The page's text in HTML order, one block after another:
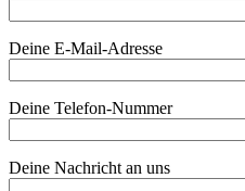
Deine E-Mail-Adresse
Deine Telefon-Nummer
Deine Nachricht an uns